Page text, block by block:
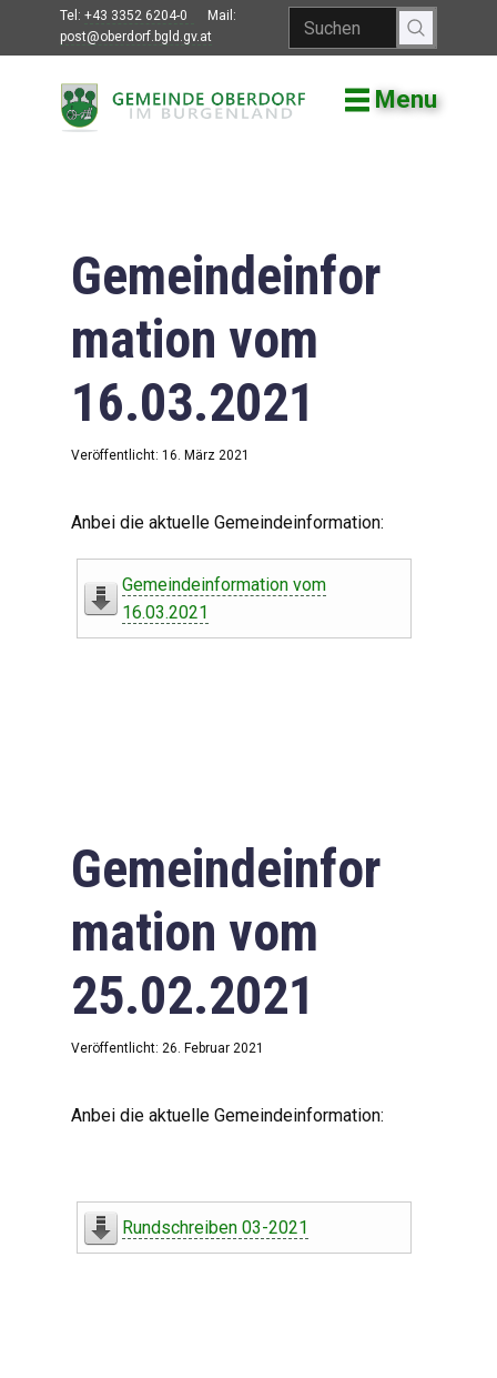
Tel: +43 3352 6204-0
Mail:
post@oberdorf.bgld.gv.at
Menu
Willkommen
Gemeindeamt
Gemeinderat
Bildung
Vereine
Leben in Oberdorf
Downloads
Impressum
Datenschutzerklärung
Gemeindeinfor
mation vom
16.03.2021
Veröffentlicht: 16. März 2021
Anbei die aktuelle Gemeindeinformation:
Gemeindeinformation vom
16.03.2021
Gemeindeinfor
mation vom
25.02.2021
Veröffentlicht: 26. Februar 2021
Anbei die aktuelle Gemeindeinformation:
Rundschreiben 03-2021